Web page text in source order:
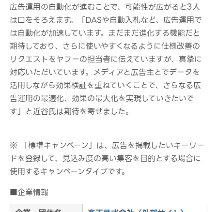
広告運用の自動化が進むことで、可能性が広がると3人
は口をそろえます。「DASや自動入札など、広告運用で
は自動化が加速しています。まだまだ進化する機能だと
期待しており、さらに使いやすくなるように仕様改善の
リクエストをヤフーの担当者に伝えていますが、真摯に
対応いただいています。メディアと広告主とでデータを
活用しながら効果検証を重ねていくことで、さらなる広
告運用の最適化、効果の最大化を実現していきたいで
す」と近谷氏は期待を寄せました。
※ 「標準キャンペーン」は、広告を掲載したいキーワー
ドを登録して、見込み度の高い集客を目的とする場合に
使用するキャンペーンタイプです。
■企業情報